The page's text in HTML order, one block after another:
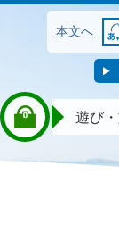
本文へ
遊び